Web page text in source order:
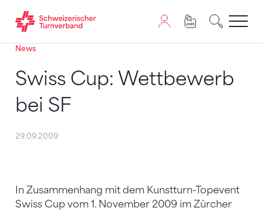
Zum Inhalt springen
Zur Sitemap navigieren
Zum Navigieren dieser Seite wird JavaScript benötigt.
News
Swiss Cup: Wettbewerb
bei SF
29.09.2009
In Zusammenhang mit dem Kunstturn-Topevent
Swiss Cup vom 1. November 2009 im Zürcher